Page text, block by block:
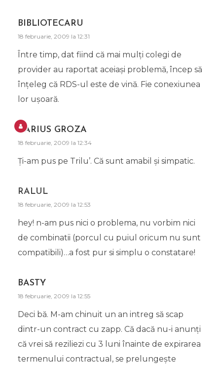
BIBLIOTECARU
18 februarie, 2009 la 12:31
Între timp, dat fiind că mai mulţi colegi de
provider au raportat aceiaşi problemă, încep să
înţeleg că RDS-ul este de vină. Fie conexiunea
lor uşoară.
DARIUS GROZA
18 februarie, 2009 la 12:34
Ţi-am pus pe Trilu’. Că sunt amabil şi simpatic.
RALUL
18 februarie, 2009 la 12:53
hey! n-am pus nici o problema, nu vorbim nici
de combinatii (porcul cu puiul oricum nu sunt
compatibili)…a fost pur si simplu o constatare!
BASTY
18 februarie, 2009 la 12:55
Deci bă. M-am chinuit un an intreg să scap
dintr-un contract cu zapp. Că dacă nu-i anunţi
că vrei să reziliezi cu 3 luni înainte de expirarea
termenului contractual, se prelungeşte